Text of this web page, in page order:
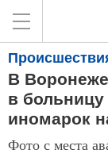
В
в больницу
иномарок
Фото с места